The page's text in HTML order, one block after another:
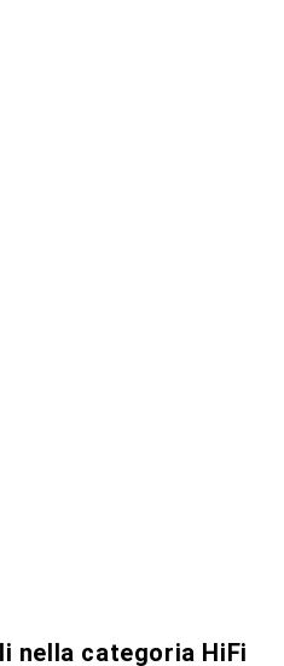
nella categoria HiFi